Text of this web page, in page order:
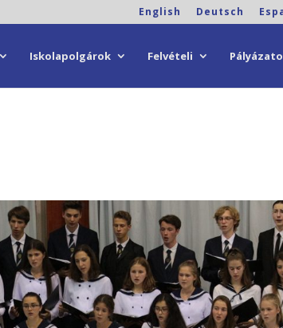
English Deutsch
Iskolapolgárok Felvételi